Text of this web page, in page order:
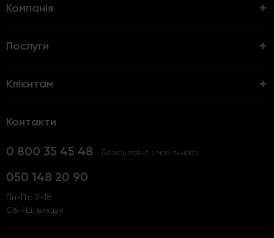
Компанія
Послуги
Клієнтам
Контакти
0 800 35 45 48 Безкоштовно з мобільного!
050 148 20 90
Пн-Пт: 9-18
Сб-Нд: вихідні